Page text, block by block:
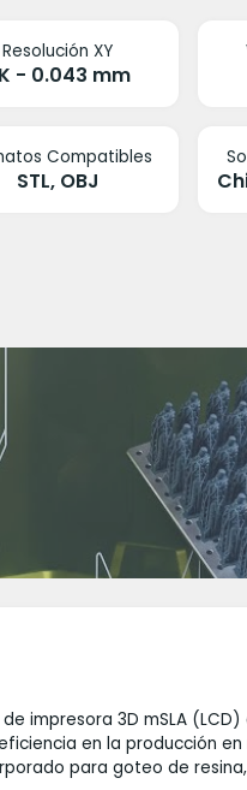
Resolución XY
- 0.043 mm
Compatibles
STL, OBJ
de impresora 3D mSLA
en la producción en
para goteo de